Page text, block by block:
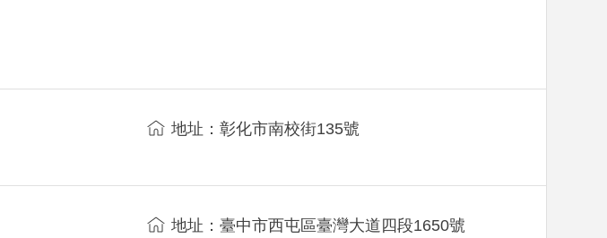
地址：彰化市南校街135號
地址：臺中市西屯區臺灣大道四段1650號